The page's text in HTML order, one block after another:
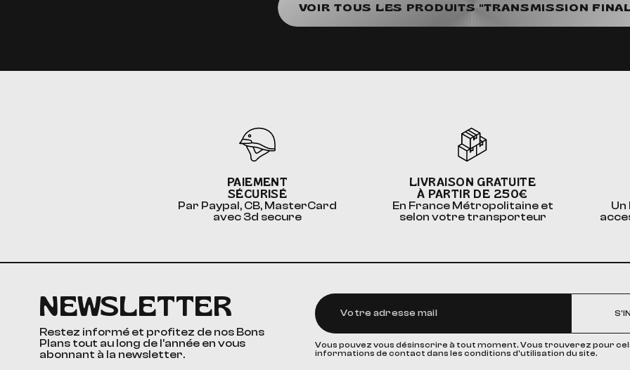
VOIR TOUS LES PRODUITS "TRANSMISSION
PAIEMENT
SÉCURISÉ
Par Paypal, CB, MasterCard
avec 3d secure
LIVRAISON GRATUITE
À PARTIR DE 250€
En France Métropolitaine et
selon votre transporteur
NEWSLETTER
Restez informé et profitez de nos Bons
Plans tout au long de l’année en vous
abonnant à la newsletter.
Vous pouvez vous désinscrire à tout moment. Vous trouverez pour
informations de contact dans les conditions d'utilisation du site.